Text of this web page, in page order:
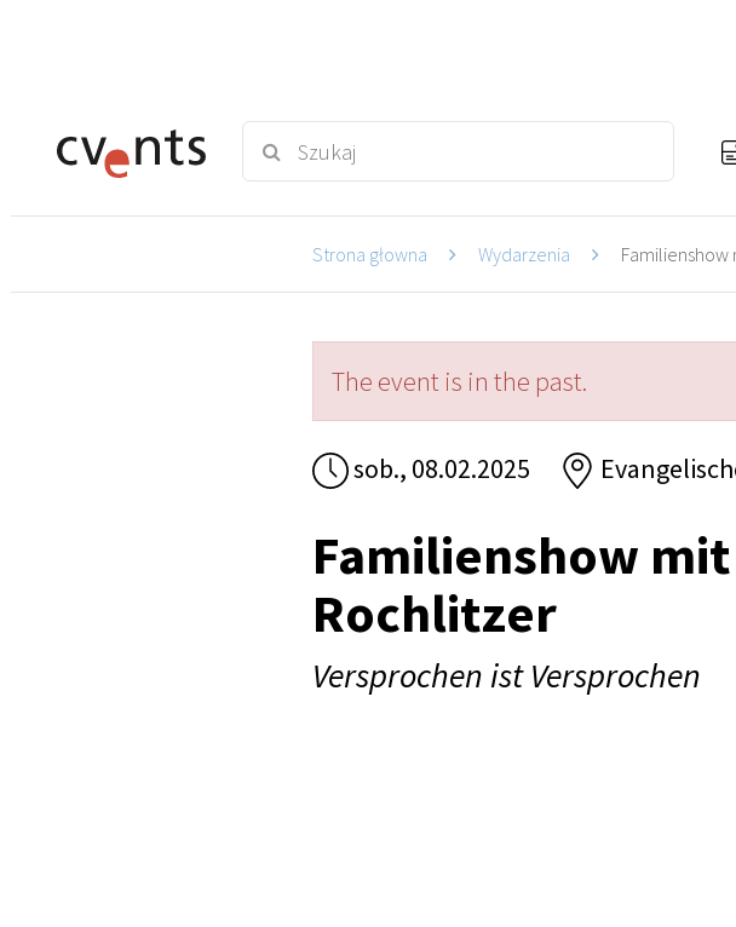
Strona głowna Wydarzenia Familienshow
The event is in the past.
sob., 08.02.2025
Familienshow
Rochlitzer
Versprochen ist Versprochen